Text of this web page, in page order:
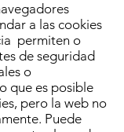
a las cookies
permiten o
de seguridad
o
que es posible
pero la web no
Puede